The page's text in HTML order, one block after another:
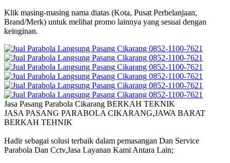
Klik masing-masing nama diatas (Kota, Pusat Perbelanjaan,
Brand/Merk) untuk melihat promo lainnya yang sesuai dengan
keinginan.
Jasa Pasang Parabola Cikarang BERKAH TEKNIK
JASA PASANG PARABOLA CIKARANG,JAWA BARAT
BERKAH TEHNIK
Hadir sebagai solusi terbaik dalam pemasangan Dan Service
Parabola Dan Cctv,Jasa Layanan Kami Antara Lain;